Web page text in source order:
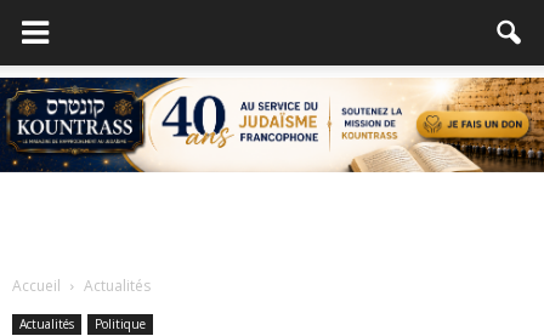
Accueil Actualités
Actualités Politique